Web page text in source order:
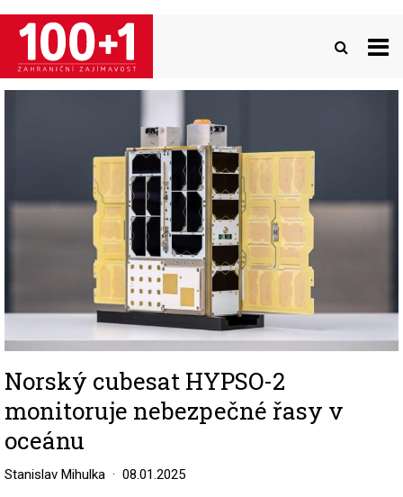
Přejít
hlavnímu
obsahu
Norský cubesat HYPSO-2
monitoruje nebezpečné řasy v
oceánu
Stanislav Mihulka 08.01.2025